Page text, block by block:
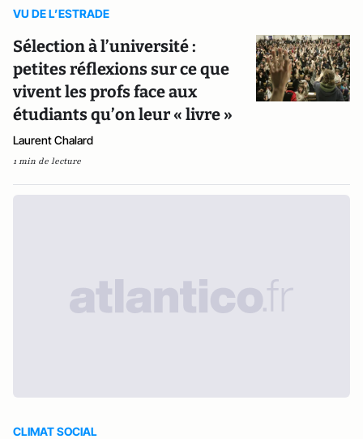
VU DE L’ESTRADE
Sélection à l’université :
petites réflexions sur ce que
vivent les profs face aux
étudiants qu’on leur « livre »
Laurent Chalard
1 min de lecture
CLIMAT SOCIAL